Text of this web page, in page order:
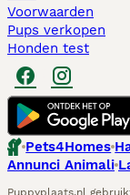
Voorwaarden
Pups verkopen
Honden test
Pets4Homes
Annunci Animali
Puppyplaats.nl